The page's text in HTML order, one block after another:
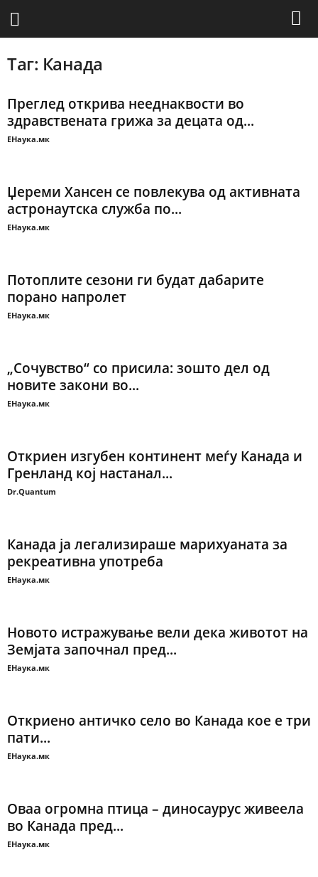
Таг: Канада
Преглед открива нееднаквости во
здравствената грижа за децата од...
ЕНаука.мк
Џереми Хансен се повлекува од активната
астронаутска служба по...
ЕНаука.мк
Потоплите сезони ги будат дабарите
порано напролет
ЕНаука.мк
„Сочувство“ со присила: зошто дел од
новите закони во...
ЕНаука.мк
Откриен изгубен континент меѓу Канада и
Гренланд кој настанал...
Dr.Quantum
Канада ја легализираше марихуаната за
рекреативна употреба
ЕНаука.мк
Новото истражување вели дека животот на
Земјата започнал пред...
ЕНаука.мк
Откриено античко село во Канада кое е три
пати...
ЕНаука.мк
Оваа огромна птица – диносаурус живеела
во Канада пред...
ЕНаука.мк